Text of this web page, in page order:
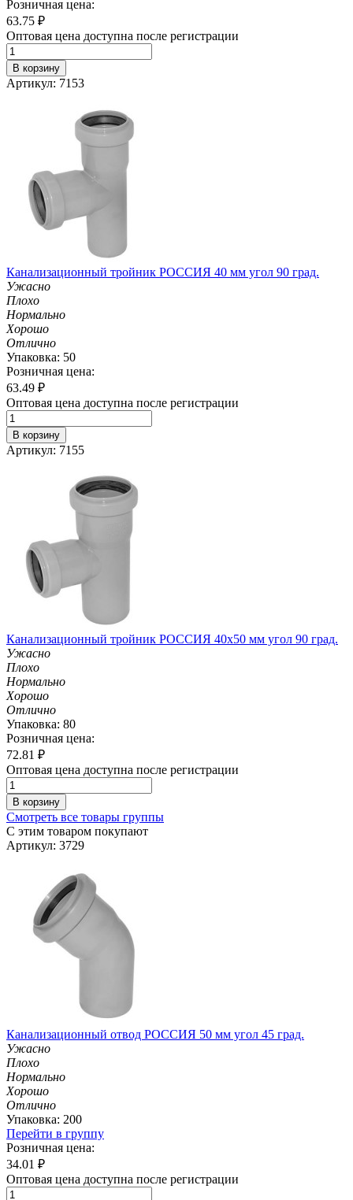
Розничная цена:
63.75 ₽
Оптовая цена доступна после регистрации
В корзину
Артикул: 7153
Канализационный тройник РОССИЯ 40 мм угол 90 град.
Ужасно
Плохо
Нормально
Хорошо
Отлично
Упаковка: 50
Розничная цена:
63.49 ₽
Оптовая цена доступна после регистрации
В корзину
Артикул: 7155
Канализационный тройник РОССИЯ 40х50 мм угол 90 град.
Ужасно
Плохо
Нормально
Хорошо
Отлично
Упаковка: 80
Розничная цена:
72.81 ₽
Оптовая цена доступна после регистрации
В корзину
Смотреть все товары группы
С этим товаром покупают
Артикул: 3729
Канализационный отвод РОССИЯ 50 мм угол 45 град.
Ужасно
Плохо
Нормально
Хорошо
Отлично
Упаковка: 200
Перейти в группу
Розничная цена:
34.01 ₽
Оптовая цена доступна после регистрации